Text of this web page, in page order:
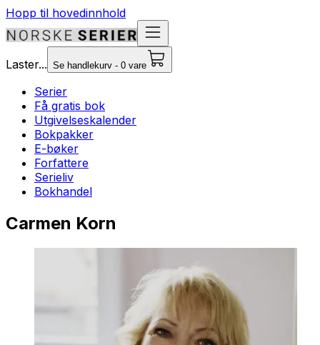
Hopp til hovedinnhold
Laster... Se handlekurv - 0 vare
Serier
Få gratis bok
Utgivelseskalender
Bokpakker
E-bøker
Forfattere
Serieliv
Bokhandel
Carmen Korn